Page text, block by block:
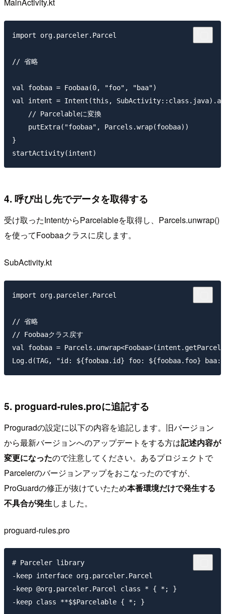
MainActivity.kt
import org.parceler.Parcel
// 省略
val foobaa = Foobaa(0, "foo", "baa")
val intent = Intent(this,
    // Parcelableに変換
    putExtra("foobaa", Parcels.wrap(foobaa))
}
4. 呼び出し先でデータを取得する
受け取ったIntentからParcelableを取得し、Parcels.unwrap()
を使ってFoobaaクラスに戻します。
SubActivity.kt
import org.parceler.Parcel
// 省略
// Foobaaクラス戻す
val foobaa =
5. proguard-rules.proに追記する
Proguradの設定に以下の内容を追記します。旧バージョン
から最新バージョンへのアップデートをする方は記述内容が
変更になったので注意してください。あるプロジェクトで
Parcelerのバージョンアップをおこなったのですが、
ProGuardの修正が抜けていたため本番環境だけで発生する
不具合が発生しました。
proguard-rules.pro
# Parceler library
-keep interface org.parceler.Parcel
-keep @org.parceler.Parcel class * { *; }